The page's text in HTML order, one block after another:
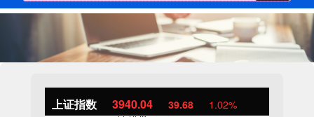
上证指数 3940.04 39.68 1.02%